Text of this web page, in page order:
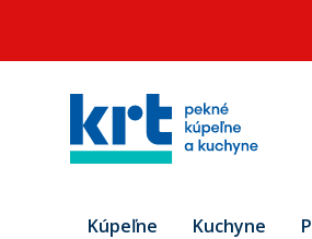
Kúpeľne Kuchyne